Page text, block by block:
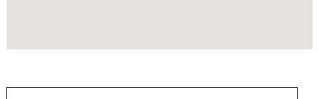
naar: